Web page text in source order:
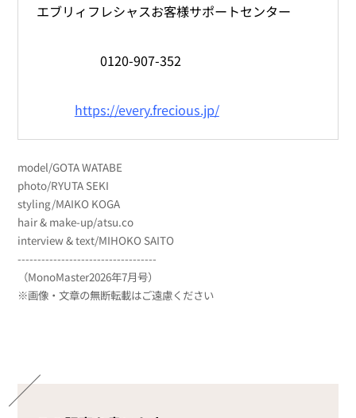
エブリィフレシャスお客様サポートセンター
0120-907-352
https://every.frecious.jp/
model/GOTA WATABE
photo/RYUTA SEKI
styling/MAIKO KOGA
hair & make-up/atsu.co
interview & text/MIHOKO SAITO
-----------------------------------
（MonoMaster2026年7月号）
※画像・文章の無断転載はご遠慮ください